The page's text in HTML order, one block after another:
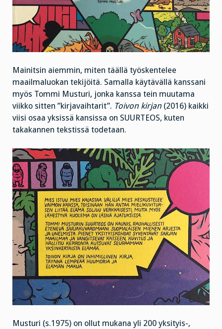
Mainitsin aiemmin, miten täällä työskentelee
maailmaluokan tekijöitä. Samalla käytävällä kanssani
myös Tommi Musturi, jonka kanssa tein muutama
viikko sitten ”kirjavaihtarit”. Toivon kirjan (2016) kaikki
viisi osaa yksissä kansissa on SUURTEOS, kuten
takakannen tekstissä todetaan.
Musturi (s.1975) on ollut mukana yli 200 yksityis-,